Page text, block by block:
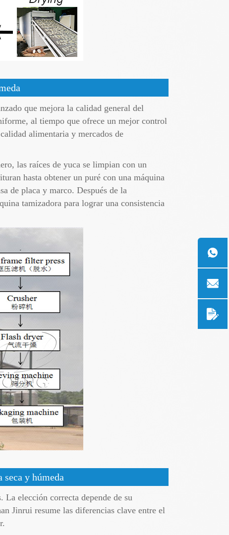
que mejora la calidad general del
al tiempo que ofrece un mejor control
alimentaria y mercados de
las raíces de yuca se limpian con un
hasta obtener un puré con una máquina
de placa y marco. Después de la
tamizadora para lograr una consistencia
y húmeda
La elección correcta depende de su
Jinrui resume las diferencias clave entre el